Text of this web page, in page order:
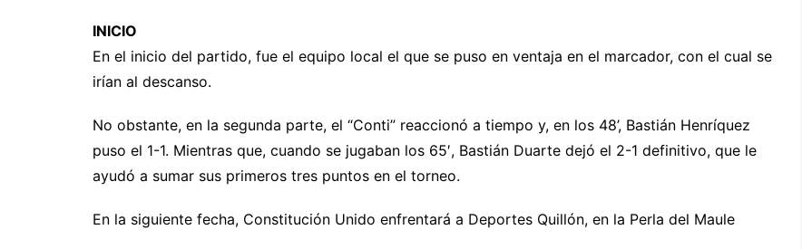
INICIO
En el inicio del partido, fue el equipo local el que se puso en ventaja en el marcador, con el cual se
irían al descanso.
No obstante, en la segunda parte, el “Conti” reaccionó a tiempo y, en los 48’, Bastián Henríquez
puso el 1-1. Mientras que, cuando se jugaban los 65′, Bastián Duarte dejó el 2-1 definitivo, que le
ayudó a sumar sus primeros tres puntos en el torneo.
En la siguiente fecha, Constitución Unido enfrentará a Deportes Quillón, en la Perla del Maule